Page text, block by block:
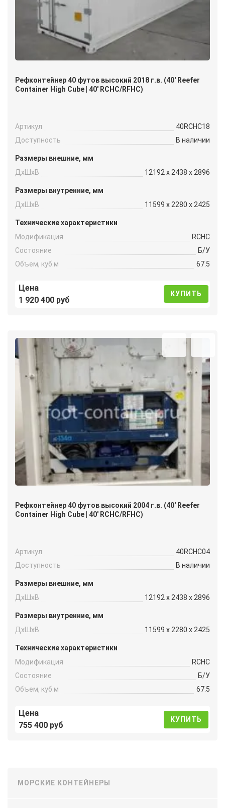
Рефконтейнер 40 футов высокий 2018 г.в. (40′ Reefer
Container High Cube | 40′ RCHC/RFHC)
Артикул
40RCHC18
Доступность
В наличии
Размеры внешние, мм
ДxШxВ
12192 x 2438 x 2896
Размеры внутренние, мм
ДxШxВ
11599 x 2280 x 2425
Технические характеристики
Модификация
RCHC
Состояние
Б/У
Объем, куб.м
67.5
Цена
1 920 400 руб
КУПИТЬ
Рефконтейнер 40 футов высокий 2004 г.в. (40′ Reefer
Container High Cube | 40′ RCHC/RFHC)
Артикул
40RCHC04
Доступность
В наличии
Размеры внешние, мм
ДxШxВ
12192 x 2438 x 2896
Размеры внутренние, мм
ДxШxВ
11599 x 2280 x 2425
Технические характеристики
Модификация
RCHC
Состояние
Б/У
Объем, куб.м
67.5
Цена
755 400 руб
КУПИТЬ
МОРСКИЕ КОНТЕЙНЕРЫ